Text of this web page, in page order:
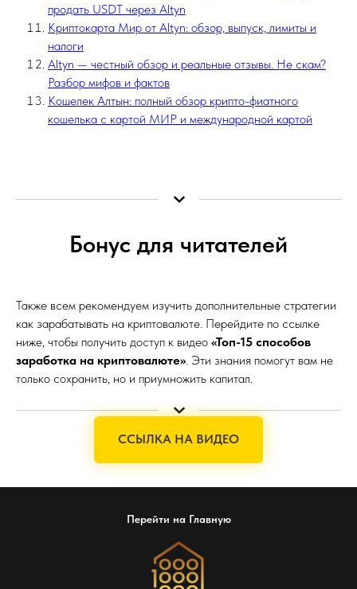
продать USDT через Altyn
Криптокарта Мир от Altyn: обзор, выпуск, лимиты и
налоги
Altyn — честный обзор и реальные отзывы. Не скам?
Разбор мифов и фактов
Кошелек Алтын: полный обзор крипто-фиатного
кошелька с картой МИР и международной картой
Бонус для читателей
Также всем рекомендуем изучить дополнительные стратегии
как зарабатывать на криптовалюте. Перейдите по ссылке
ниже, чтобы получить доступ к видео «Топ-15 способов
заработка на криптовалюте» . Эти знания помогут вам не
только сохранить, но и приумножить капитал.
ССЫЛКА НА ВИДЕО
Перейти на Главную